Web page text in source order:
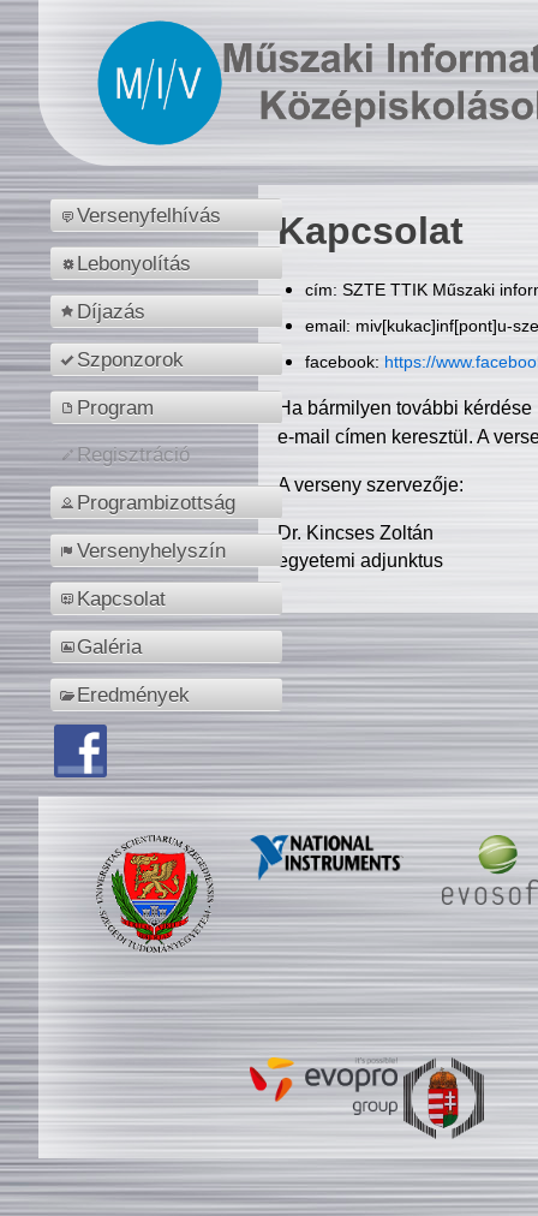
Versenyfelhívás
Lebonyolítás
Díjazás
Szponzorok
Program
Regisztráció
Programbizottság
Versenyhelyszín
Kapcsolat
Galéria
Eredmények
Kapcsolat
cím: SZTE TTIK Műszaki
email: miv[kukac]inf[pont]u-
facebook: https://
Ha bármilyen további
e-mail címen keresztül. A
A verseny szervezője:
Dr. Kincses Zoltán
egyetemi adjunktus